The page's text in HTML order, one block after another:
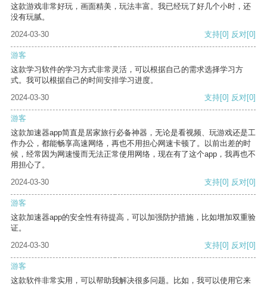
这款游戏非常好玩，画面精美，玩法丰富。我已经玩了好几个小时，还
没有玩腻。
2024-03-30
支持[0] 反对[0]
游客
这款学习软件的学习方式非常灵活，可以根据自己的需求选择学习方
式。我可以根据自己的时间安排学习进度。
2024-03-30
支持[0] 反对[0]
游客
这款加速器app简直是居家旅行必备神器，无论是看视频、玩游戏还是工
作办公，都能畅享高速网络，再也不用担心网速卡顿了。以前出差的时
候，经常因为网速慢而无法正常使用网络，现在有了这个app，我再也不
用担心了。
2024-03-30
支持[0] 反对[0]
游客
这款加速器app的安全性有待提高，可以加强防护措施，比如增加双重验
证。
2024-03-30
支持[0] 反对[0]
游客
这款软件非常实用，可以帮助我解决很多问题。比如，我可以使用它来